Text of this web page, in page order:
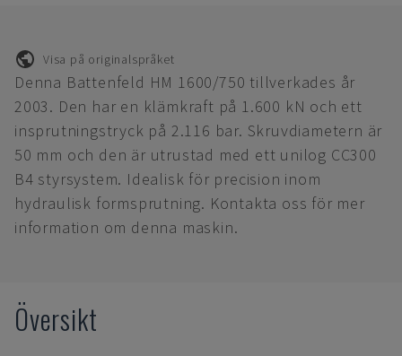
Visa på originalspråket
Denna Battenfeld HM 1600/750 tillverkades år
2003. Den har en klämkraft på 1.600 kN och ett
insprutningstryck på 2.116 bar. Skruvdiametern är
50 mm och den är utrustad med ett unilog CC300
B4 styrsystem. Idealisk för precision inom
hydraulisk formsprutning. Kontakta oss för mer
information om denna maskin.
Översikt